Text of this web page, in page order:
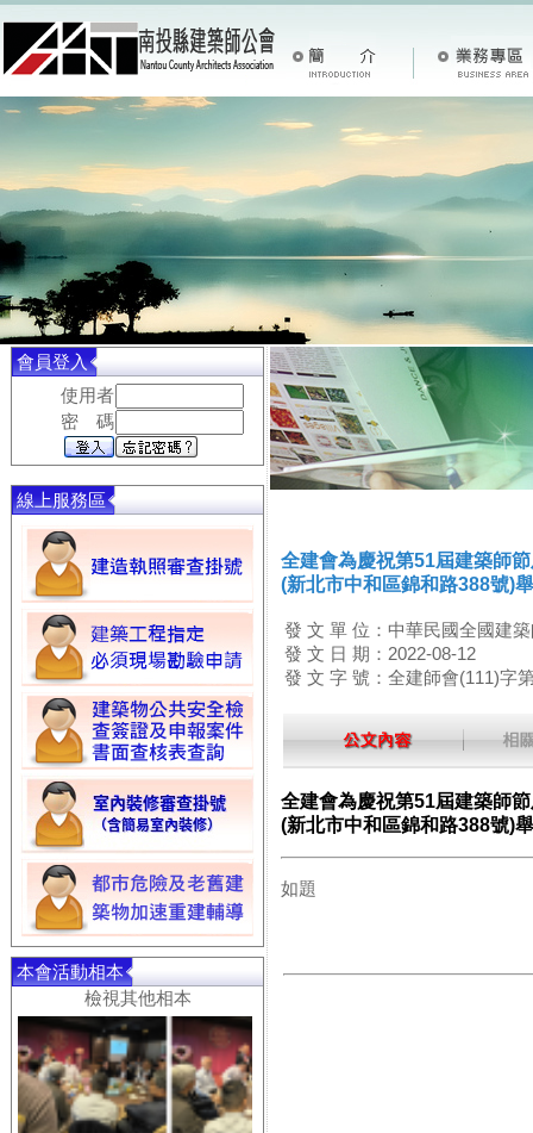
會員登入
使用者
密 碼
線上服務區
本會活動相本
檢視其他相本
全建會為慶祝第51屆建築師
(新北市中和區錦和路388號)
發 文 單 位：中華民國全國建
發 文 日 期：2022-08-12
發 文 字 號：全建師會(111)字
全建會為慶祝第51屆建築師
(新北市中和區錦和路388號)
如題